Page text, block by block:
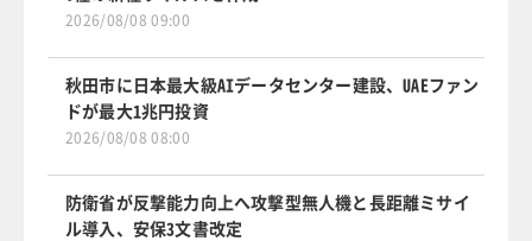
2026/08/08 09:00
秋田市に日本最大級AIデータセンター建設、UAEファン
ドが最大1兆円投資
2026/08/08 08:00
防衛省が反撃能力向上へ攻撃型無人機と長距離ミサイ
ル導入、安保3文書改定